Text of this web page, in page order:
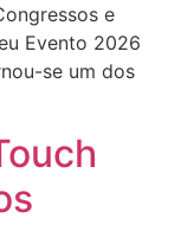
e
Evento 2026
se um dos